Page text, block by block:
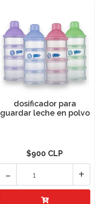
dosificador para
guardar leche en polvo
$900 CLP
+
-